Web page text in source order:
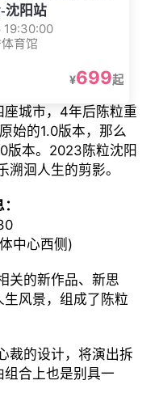
沈阳站
育馆
¥699起
城市，4年后陈粒重
始的1.0版本，那么
版本。2023陈粒沈阳
洄人生的剪影。
中心西侧)
关的新作品、新思
风景，组成了陈粒
裁的设计，将演出拆
合上也是别具一